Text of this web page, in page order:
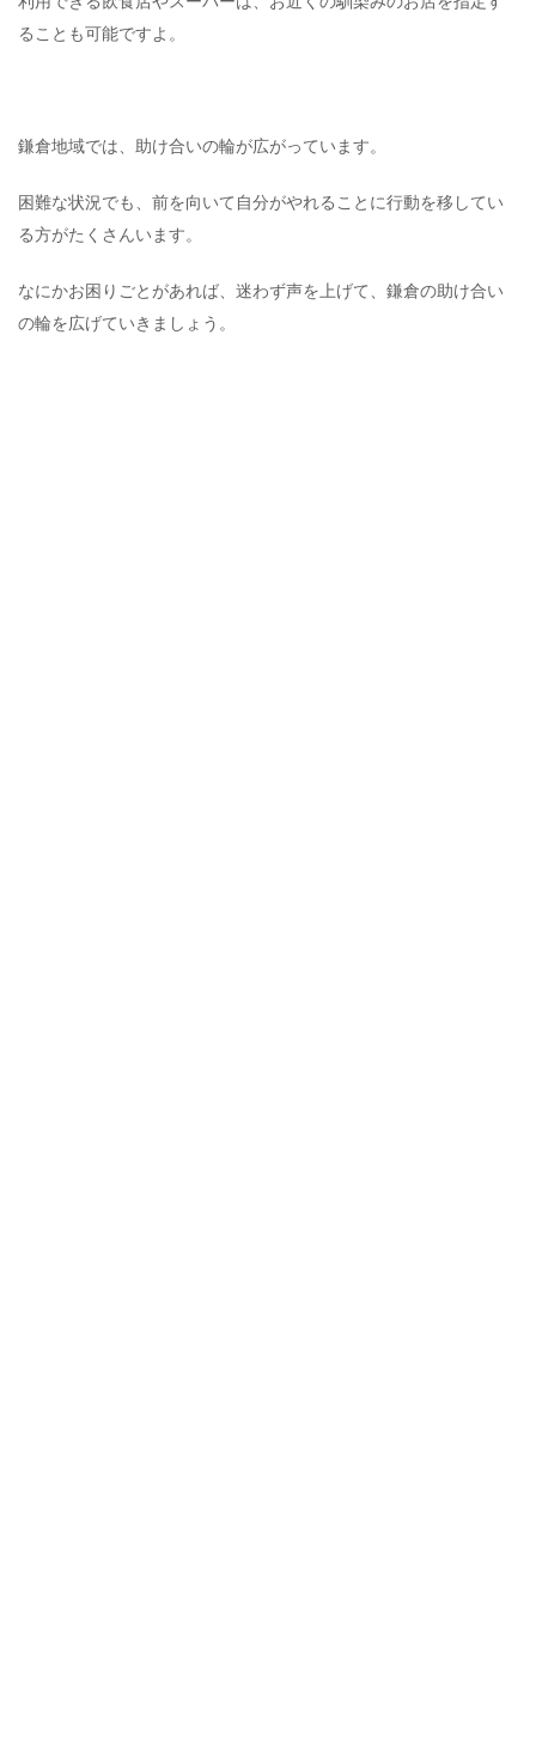
ることも可能ですよ。
鎌倉地域では、助け合いの輪が広がっています。
困難な状況でも、前を向いて自分がやれることに行動を移してい
る方がたくさんいます。
なにかお困りごとがあれば、迷わず声を上げて、鎌倉の助け合い
の輪を広げていきましょう。